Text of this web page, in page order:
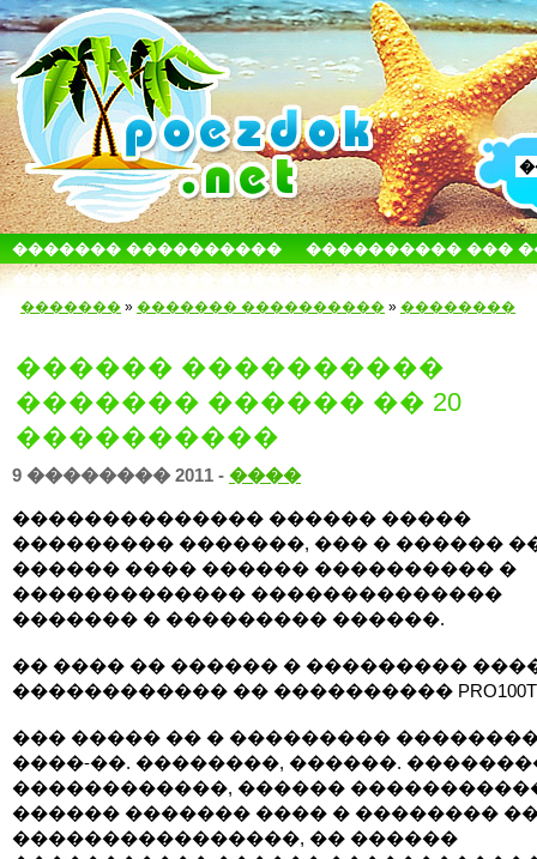
������� ����������
���������� ���
������������� ������
����� � ����
������� » ������� ���������� » ��������
������ ����������
������� ������ �� 20
����������
9 �������� 2011 - ����
�������������� ������ �����
��������� �������, ��� � ������
������ ���� ������ ���������� �
������������� ��������������
������� � ��������� ������.
�� ���� �� ������ � ���������
������������ �� ����������
��� ����� �� � ���������
����-��. ��������, ������.
������������, ������
������ ������� ���� � ��������
����������������, �� ������